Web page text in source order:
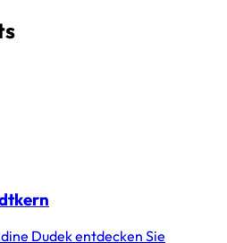
Dudek entdecken Sie